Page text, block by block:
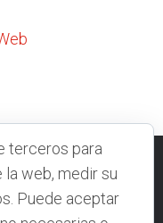
DOCUMENTACIÓN
terceros para
web, medir su
Puede aceptar